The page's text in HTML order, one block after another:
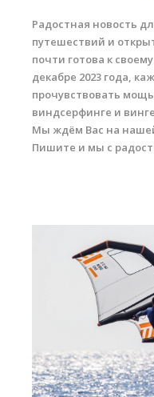
Радостная новость
путешествий и
почти готова к
декабре 2023 года,
прочувствовать
виндсерфинге и
Мы ждём Вас на
Пишите и мы с